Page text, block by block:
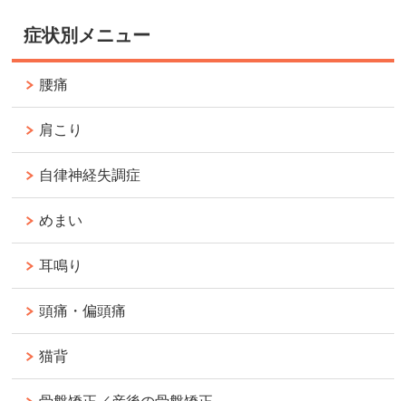
症状別メニュー
腰痛
肩こり
自律神経失調症
めまい
耳鳴り
頭痛・偏頭痛
猫背